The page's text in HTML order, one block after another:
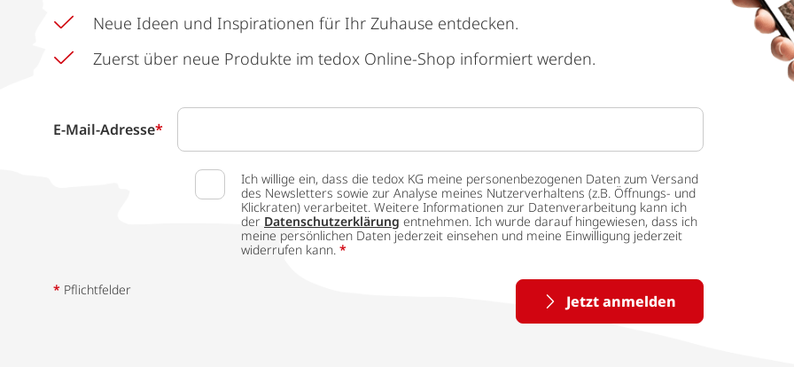
Neue Ideen und Inspirationen für Ihr Zuhause entdecken.
Zuerst über neue Produkte im tedox Online-Shop informiert werden.
E-Mail-Adresse*
Ich willige ein, dass die tedox KG meine personenbezogenen Daten zum Versand
des Newsletters sowie zur Analyse meines Nutzerverhaltens (z.B. Öffnungs- und
Klickraten) verarbeitet. Weitere Informationen zur Datenverarbeitung kann ich
der Datenschutzerklärung entnehmen. Ich wurde darauf hingewiesen, dass ich
meine persönlichen Daten jederzeit einsehen und meine Einwilligung jederzeit
widerrufen kann. *
Jetzt anmelden
* Pflichtfelder